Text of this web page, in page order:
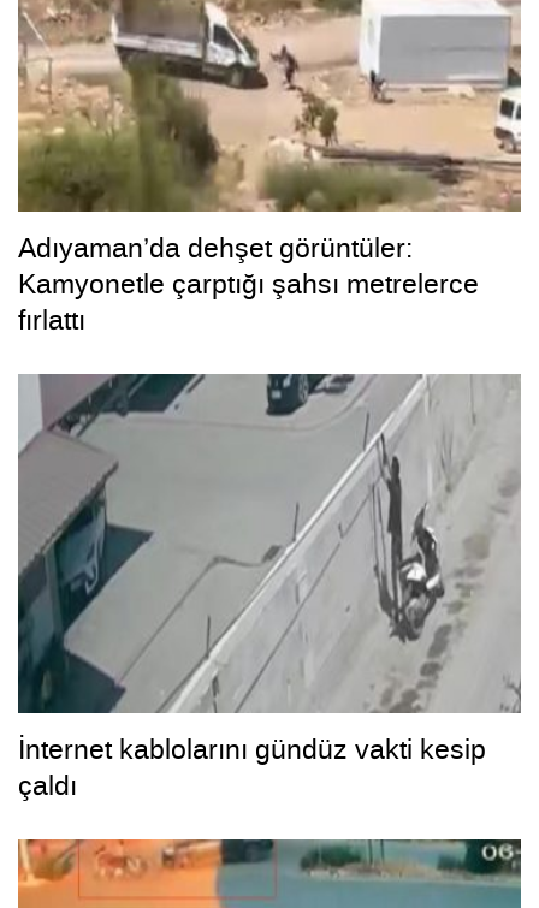
Adıyaman’da dehşet görüntüler:
Kamyonetle çarptığı şahsı metrelerce
fırlattı
İnternet kablolarını gündüz vakti kesip
çaldı